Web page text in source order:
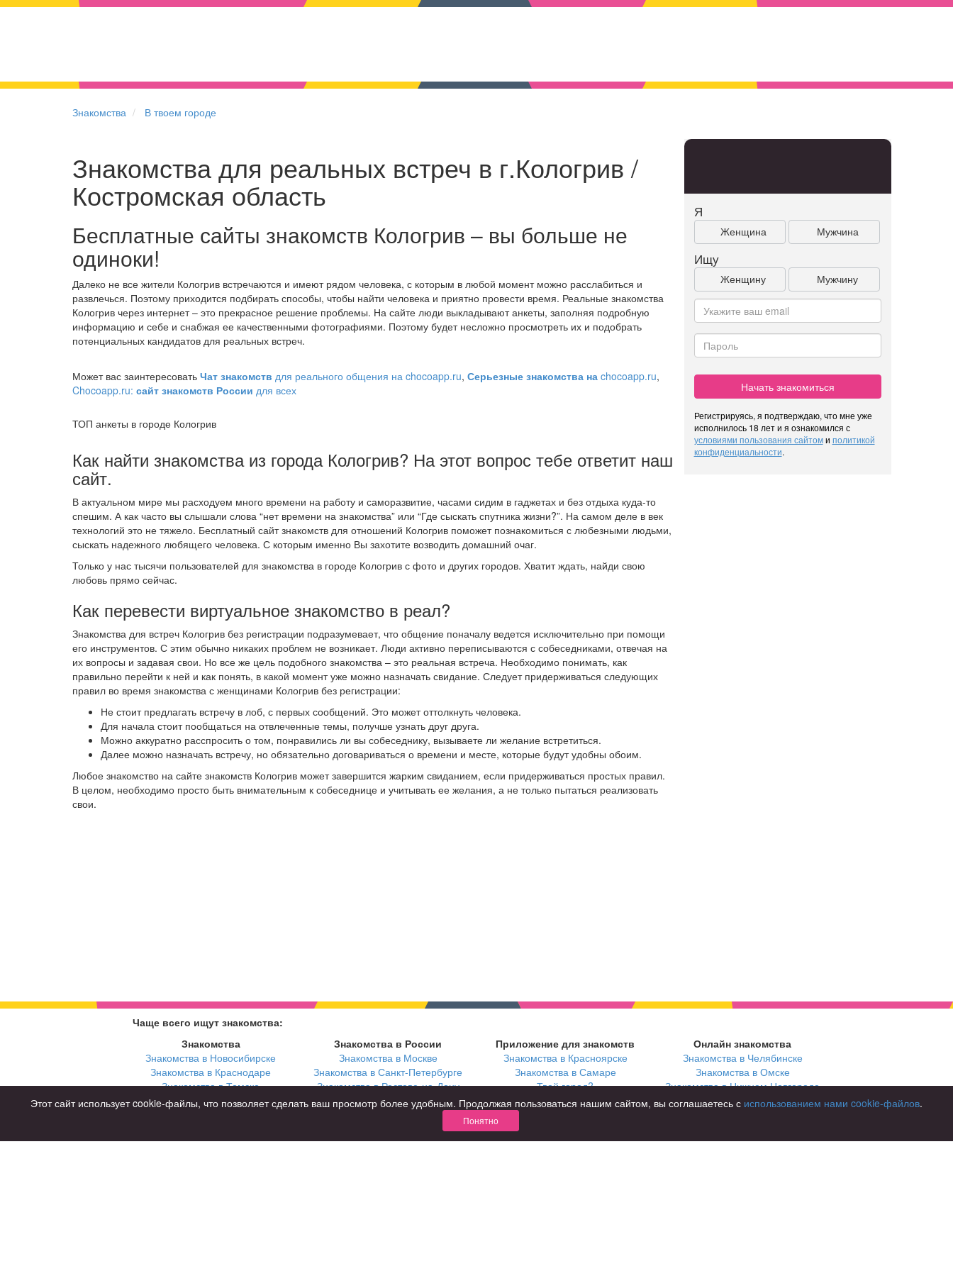
Знакомства В твоем городе
Знакомства для реальных встреч в г.Кологрив /
Костромская область
Бесплатные сайты знакомств Кологрив – вы больше не
одиноки!
Далеко не все жители Кологрив встречаются и имеют рядом человека, с которым в любой момент можно расслабиться и
развлечься. Поэтому приходится подбирать способы, чтобы найти человека и приятно провести время. Реальные знакомства
Кологрив через интернет – это прекрасное решение проблемы. На сайте люди выкладывают анкеты, заполняя подробную
информацию и себе и снабжая ее качественными фотографиями. Поэтому будет несложно просмотреть их и подобрать
потенциальных кандидатов для реальных встреч.
Может вас заинтересовать Чат знакомств для реального общения на chocoapp.ru, Серьезные знакомства на chocoapp.ru,
Chocoapp.ru: сайт знакомств России для всех
ТОП анкеты в городе Кологрив
Как найти знакомства из города Кологрив? На этот вопрос тебе ответит наш
сайт.
В актуальном мире мы расходуем много времени на работу и саморазвитие, часами сидим в гаджетах и без отдыха куда-то
спешим. А как часто вы слышали слова “нет времени на знакомства” или “Где сыскать спутника жизни?”. На самом деле в век
технологий это не тяжело. Бесплатный сайт знакомств для отношений Кологрив поможет познакомиться с любезными людьми,
сыскать надежного любящего человека. С которым именно Вы захотите возводить домашний очаг.
Только у нас тысячи пользователей для знакомства в городе Кологрив с фото и других городов. Хватит ждать, найди свою
любовь прямо сейчас.
Как перевести виртуальное знакомство в реал?
Знакомства для встреч Кологрив без регистрации подразумевает, что общение поначалу ведется исключительно при помощи
его инструментов. С этим обычно никаких проблем не возникает. Люди активно переписываются с собеседниками, отвечая на
их вопросы и задавая свои. Но все же цель подобного знакомства – это реальная встреча. Необходимо понимать, как
правильно перейти к ней и как понять, в какой момент уже можно назначать свидание. Следует придерживаться следующих
правил во время знакомства с женщинами Кологрив без регистрации:
Не стоит предлагать встречу в лоб, с первых сообщений. Это может оттолкнуть человека.
Для начала стоит пообщаться на отвлеченные темы, получше узнать друг друга.
Можно аккуратно расспросить о том, понравились ли вы собеседнику, вызываете ли желание встретиться.
Далее можно назначать встречу, но обязательно договариваться о времени и месте, которые будут удобны обоим.
Любое знакомство на сайте знакомств Кологрив может завершится жарким свиданием, если придерживаться простых правил.
В целом, необходимо просто быть внимательным к собеседнице и учитывать ее желания, а не только пытаться реализовать
свои.
Я
Женщина Мужчина
Ищу
Женщину Мужчину
Начать знакомиться
Регистрируясь, я подтверждаю, что мне уже
исполнилось 18 лет и я ознакомился с
условиями пользования сайтоми политикой
конфиденциальности.
Чаще всего ищут знакомства:
Знакомства
Знакомства в Новосибирске
Знакомства в Краснодаре
Знакомства в Томске
Знакомства в Екатеринбурге
Знакомства в России
Знакомства в Москве
Знакомства в Санкт-Петербурге
Знакомства в Ростове-на-Дону
Приложение для знакомств
Знакомства в Красноярске
Знакомства в Самаре
Твой город?
Онлайн знакомства
Знакомства в Челябинске
Знакомства в Омске
Знакомства в Нижнем Новгороде
Этот сайт использует cookie-файлы, что позволяет сделать ваш просмотр более удобным. Продолжая пользоваться нашим сайтом, вы соглашаетесь с использованием нами cookie-файлов.
Понятно